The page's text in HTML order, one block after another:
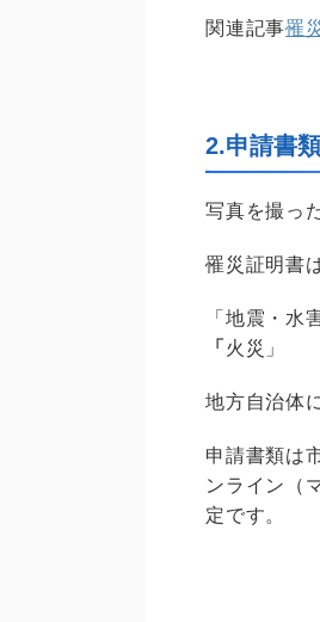
関連記事罹
2.申請書
写真を撮っ
罹災証明書
「地震・水
「火
地方自治体
申請書類は
ンライン（
定です。